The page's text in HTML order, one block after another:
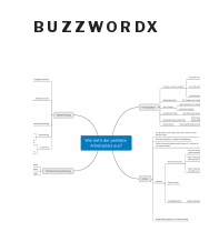
BUZZWORDX